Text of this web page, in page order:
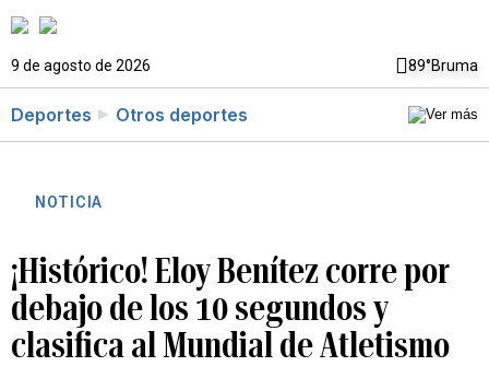
9 de agosto de 2026 89°Bruma
Deportes Otros deportes
NOTICIA
¡Histórico! Eloy Benítez corre por
debajo de los 10 segundos y
clasifica al Mundial de Atletismo